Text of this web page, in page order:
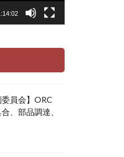
委員会】ORC
、部品調達、